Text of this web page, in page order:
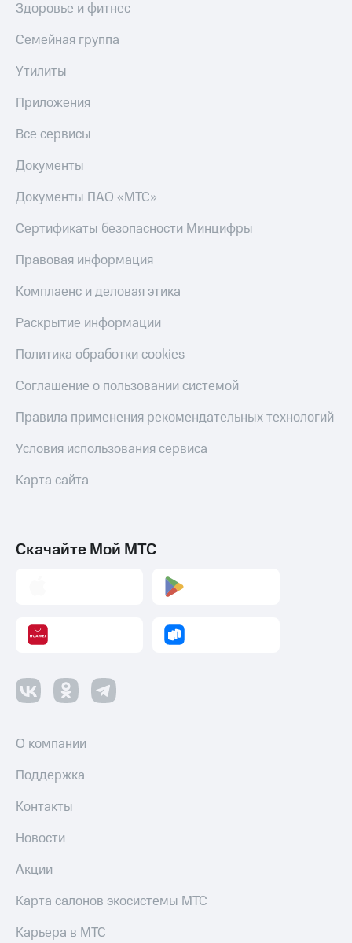
Здоровье и фитнес
Семейная группа
Утилиты
Приложения
Все сервисы
Документы
Документы ПАО «МТС»
Сертификаты безопасности Минцифры
Правовая информация
Комплаенс и деловая этика
Раскрытие информации
Политика обработки cookies
Соглашение о пользовании системой
Правила применения рекомендательных технологий
Условия использования сервиса
Карта сайта
Скачайте Мой МТС
О компании
Поддержка
Контакты
Новости
Акции
Карта салонов экосистемы МТС
Карьера в МТС